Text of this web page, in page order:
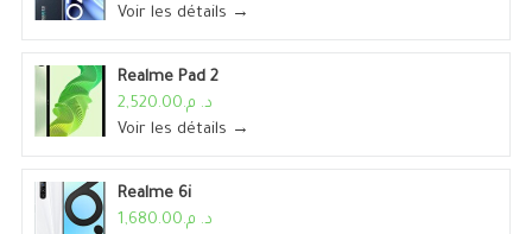
Voir les détails →
Realme Pad 2
د. م.2,520.00
Voir les détails →
Realme 6i
د. م.1,680.00